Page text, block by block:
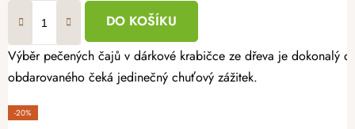
DO KOŠÍKU
Výběr pečených čajů v dárkové krabičce ze dřeva je dokonalý
obdarovaného čeká jedinečný chuťový zážitek.
-20%